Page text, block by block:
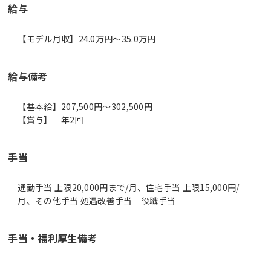
給与
【モデル月収】24.0万円〜35.0万円
給与備考
【基本給】207,500円～302,500円
【賞与】 年2回
手当
通勤手当 上限20,000円まで/月、住宅手当 上限15,000円/
月、その他手当 処遇改善手当 役職手当
手当・福利厚生備考